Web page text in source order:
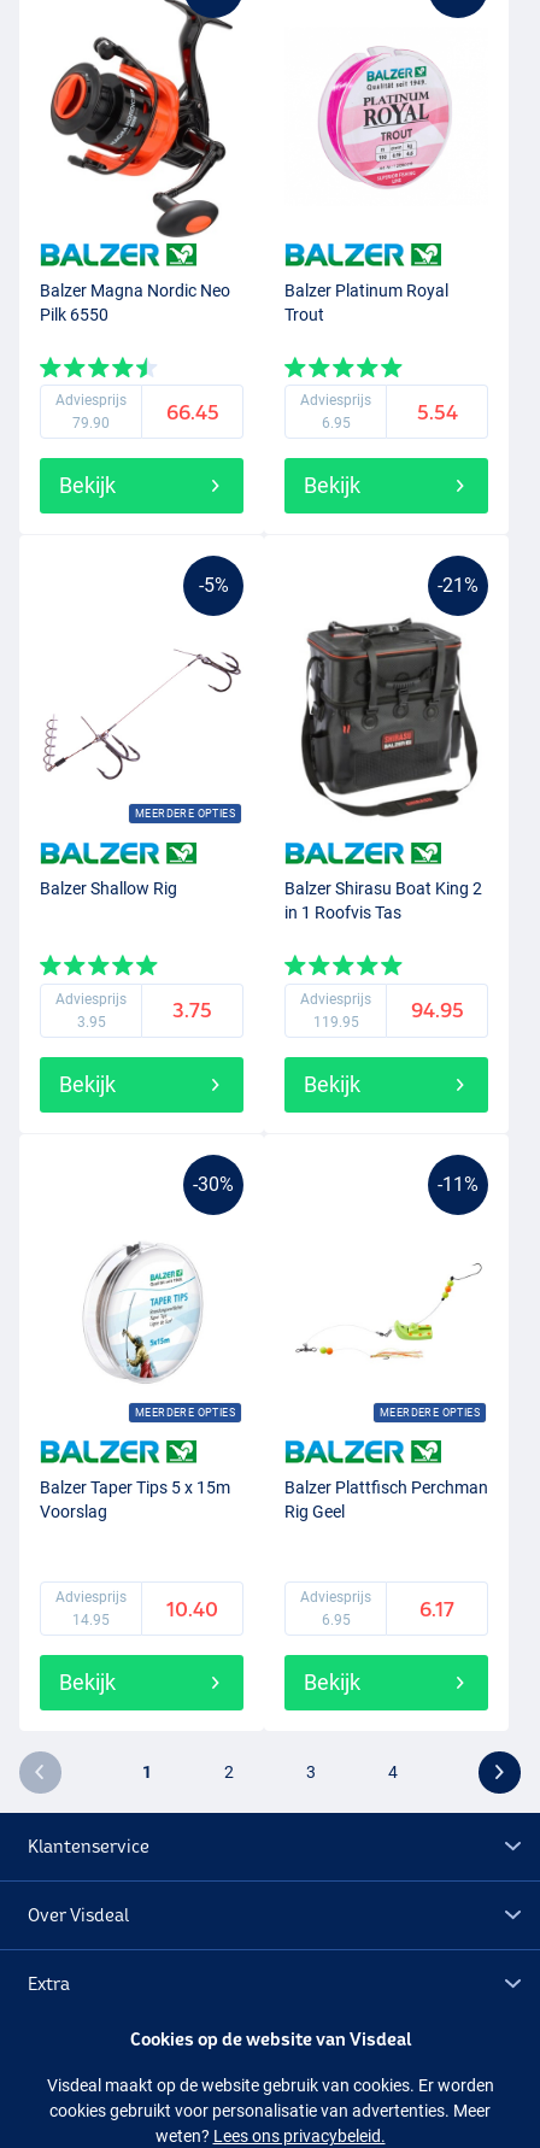
Balzer Magna Nordic Neo
Pilk 6550
Adviesprijs
79.90
66.45
Bekijk
Balzer Platinum Royal
Trout
Adviesprijs
6.95
5.54
Bekijk
-5%
MEERDERE OPTIES
Balzer Shallow Rig
Adviesprijs
3.95
3.75
Bekijk
-21%
Balzer Shirasu Boat King 2
in 1 Roofvis Tas
Adviesprijs
119.95
94.95
Bekijk
-30%
MEERDERE OPTIES
Balzer Taper Tips 5 x 15m
Voorslag
Adviesprijs
14.95
10.40
Bekijk
-11%
MEERDERE OPTIES
Balzer Plattfisch Perchman
Rig Geel
Adviesprijs
6.95
6.17
Bekijk
1 2 3 4
Klantenservice
Over Visdeal
Extra
Facebook Instagram
Cookies op de website van Visdeal
Visdeal maakt op de website gebruik van cookies. Er worden
cookies gebruikt voor personalisatie van advertenties. Meer
weten? Lees ons privacybeleid.